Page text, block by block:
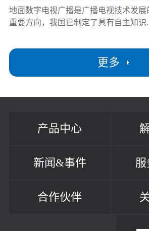
更多
地面数字电视广播是广播电视技术发展
重要方向，我国已制定了具有自主知识
产品中心
新闻&事件
合作伙伴